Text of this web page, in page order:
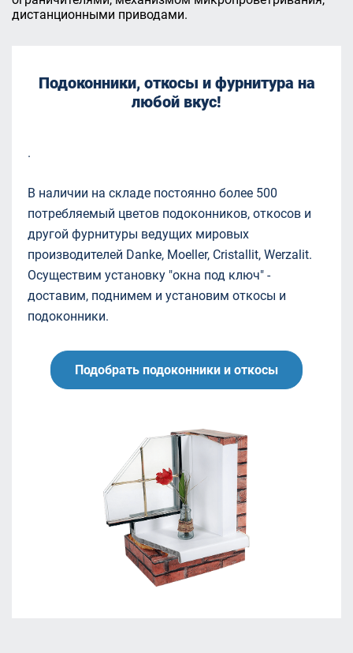
дистанционными приводами.
Подоконники, откосы и фурнитура на
любой вкус!
.
В наличии на складе постоянно более 500
потребляемый цветов подоконников, откосов и
другой фурнитуры ведущих мировых
производителей Danke, Moeller, Cristallit, Werzalit.
Осуществим установку "окна под ключ" -
доставим, поднимем и установим откосы и
подоконники.
Подобрать подоконники и откосы